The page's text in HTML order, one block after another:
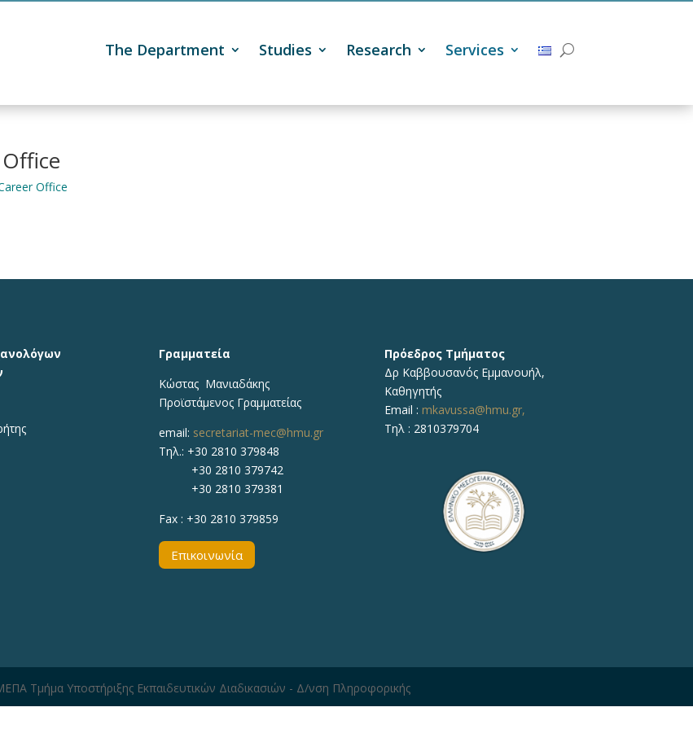
The Department Studies Research Services
Office
Γραμματεία
Κώστας Μανιαδάκης​
Προϊστάμενος Γραμματείας
email: secretariat-mec@hmu.gr
Τηλ.: +30 2810 379848
+30 2810 379742
+30 2810 379381
Fax : +30 2810 379859
Επικοινωνία
Πρόεδρος Τμήματος
Δρ Καββουσανός Εμμανουήλ,
Καθηγητής
Email : mkavussa@hmu.gr,
Τηλ : 2810379704
Τμήμα Υποστήριξης Εκπαιδευτικών Διαδικασιών - Δ/νση Πληροφορικής